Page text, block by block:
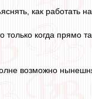
как работать
когда прямо
возможно